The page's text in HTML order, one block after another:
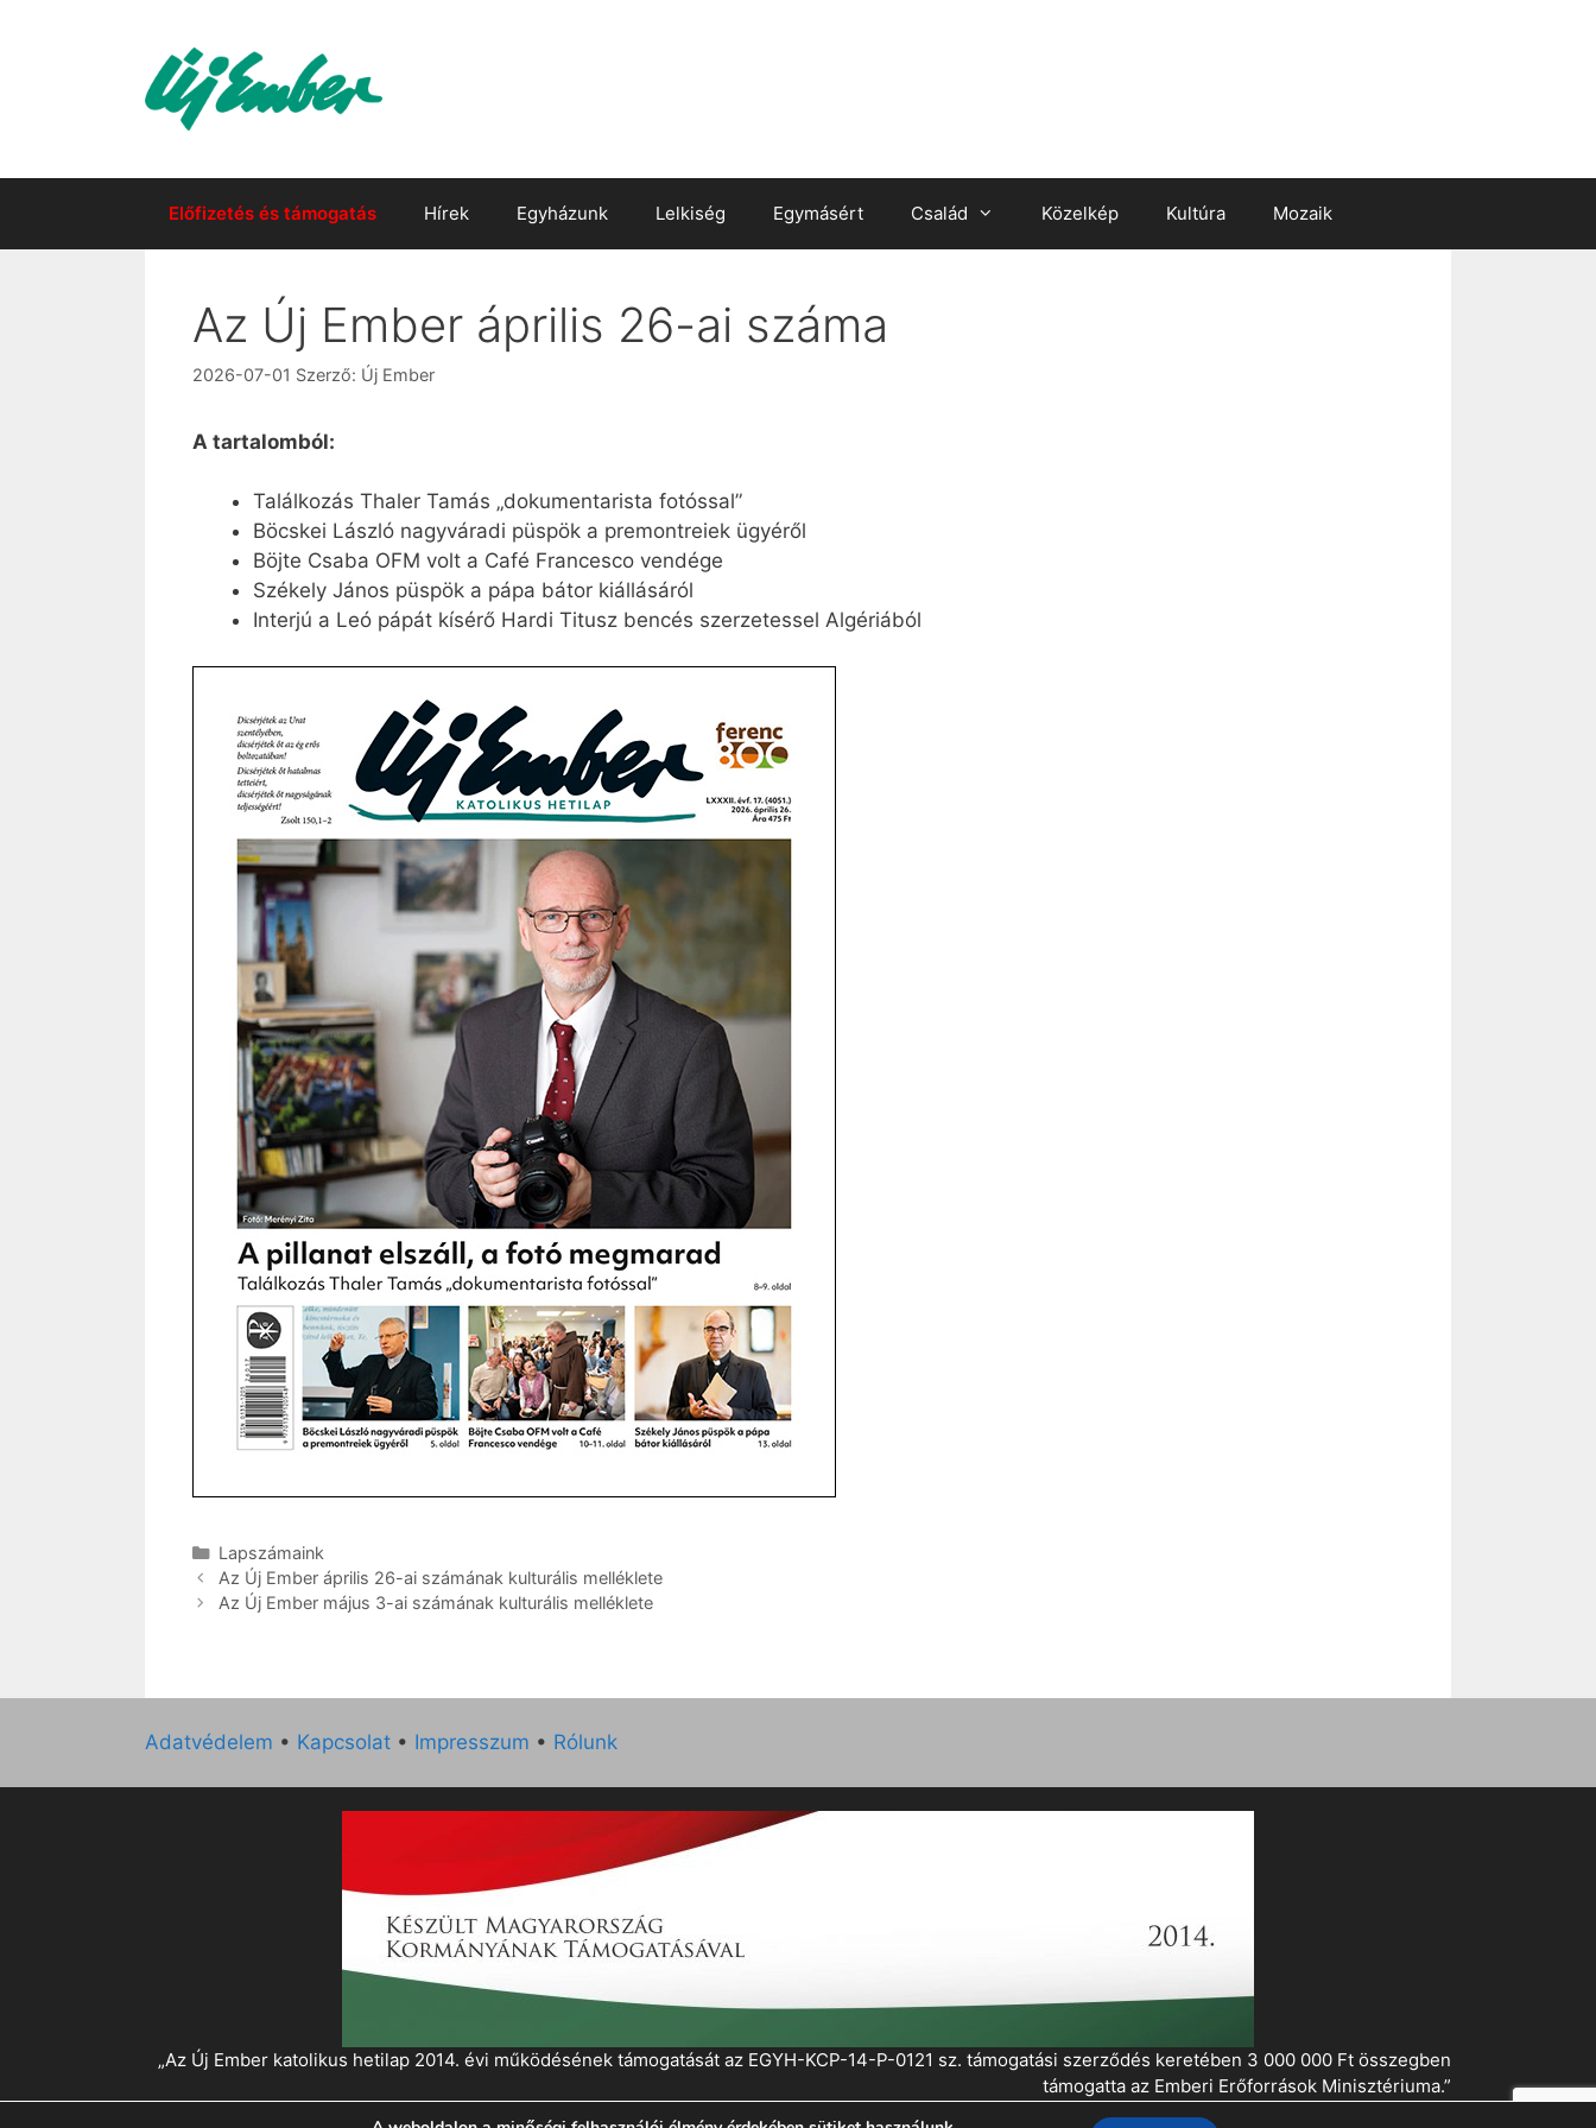
Előfizetés és támogatás Hírek Egyházunk Lelkiség Egymásért Család Közelkép Kultúra Mozaik
Az Új Ember április 26-ai száma
2026-07-01 Szerző: Új Ember
A tartalomból:
Találkozás Thaler Tamás „dokumentarista fotóssal”
Böcskei László nagyváradi püspök a premontreiek ügyéről
Böjte Csaba OFM volt a Café Francesco vendége
Székely János püspök a pápa bátor kiállásáról
Interjú a Leó pápát kísérő Hardi Titusz bencés szerzetessel Algériából
Kategória
Lapszámaink
Az Új Ember április 26-ai számának kulturális melléklete
Az Új Ember május 3-ai számának kulturális melléklete
Adatvédelem • Kapcsolat • Impresszum • Rólunk
„Az Új Ember katolikus hetilap 2014. évi működésének támogatását az EGYH-KCP-14-P-0121 sz. támogatási szerződés keretében 3 000 000 Ft összegben
támogatta az Emberi Erőforrások Minisztériuma.”